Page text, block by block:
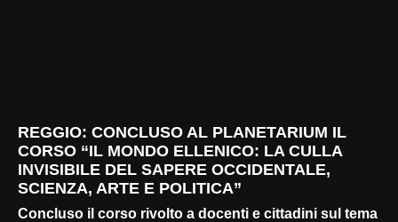
REGGIO: CONCLUSO AL PLANETARIUM IL
CORSO “IL MONDO ELLENICO: LA CULLA
INVISIBILE DEL SAPERE OCCIDENTALE,
SCIENZA, ARTE E POLITICA”
Concluso il corso rivolto a docenti e cittadini sul tema